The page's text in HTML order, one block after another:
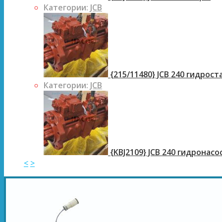
Категории: JCB
{215/11480} JCB 240
Категории: JCB
{KBJ2109} JCB 240
< >